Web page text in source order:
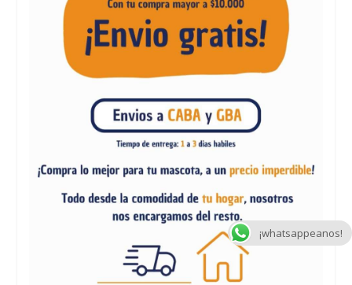
¡whatsappeanos!